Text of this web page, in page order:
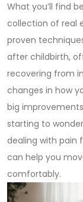
What you’ll find
collection of real
proven
after childbirth,
recovering from
changes in how
big
starting to
dealing with pain
can help you
comfortably.